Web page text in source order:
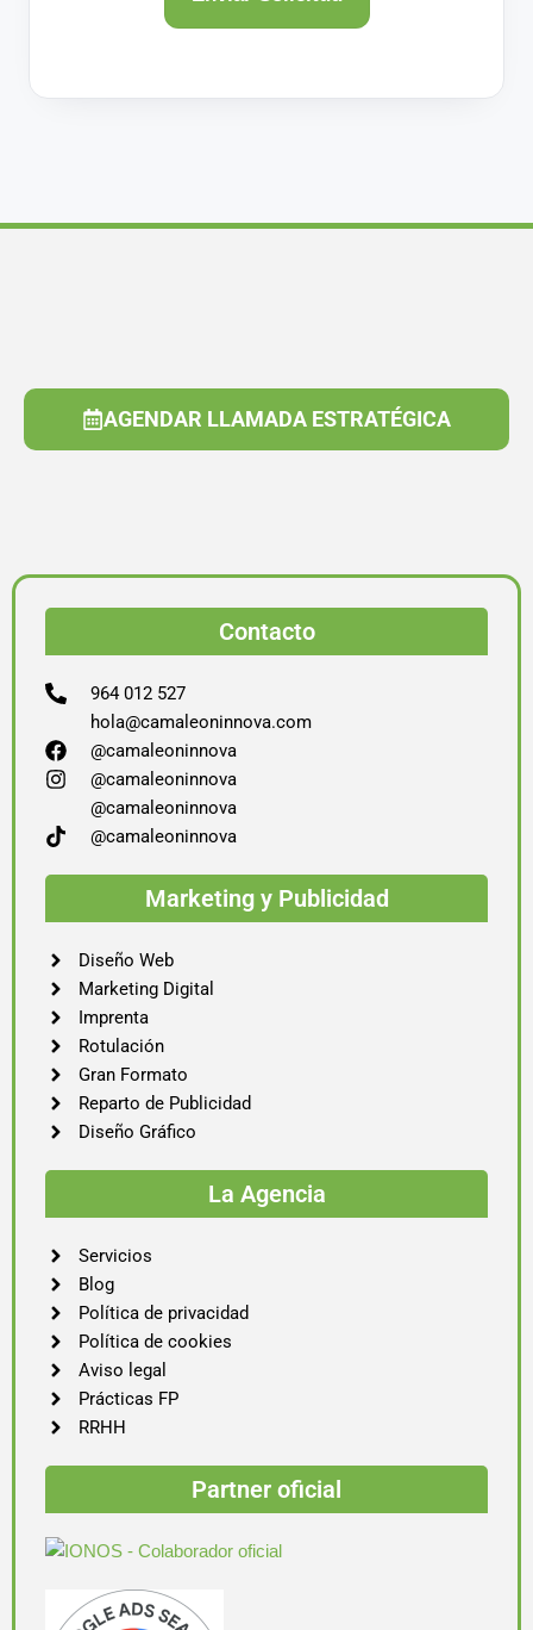
AGENDAR LLAMADA ESTRATÉGICA
Contacto
964 012 527
hola@camaleoninnova.com
@camaleoninnova
@camaleoninnova
@camaleoninnova
@camaleoninnova
Marketing y Publicidad
Diseño Web
Marketing Digital
Imprenta
Rotulación
Gran Formato
Reparto de Publicidad
Diseño Gráfico
La Agencia
Servicios
Blog
Política de privacidad
Política de cookies
Aviso legal
Prácticas FP
RRHH
Partner oficial